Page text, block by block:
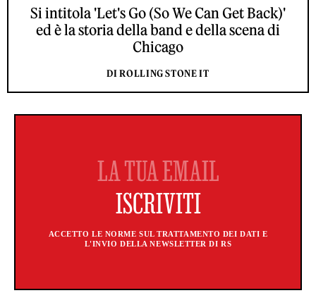
Si intitola 'Let's Go (So We Can Get Back)'
ed è la storia della band e della scena di
Chicago
DI ROLLING STONE IT
ACCETTO LE NORME SUL TRATTAMENTO DEI DATI E
L'INVIO DELLA NEWSLETTER DI RS